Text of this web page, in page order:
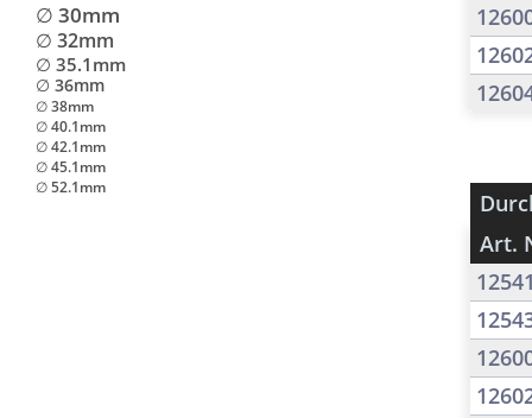
Art.
∅ 30mm
∅ 32mm
∅ 35.1mm
∅ 36mm
∅ 38mm
∅ 40.1mm
∅ 42.1mm
∅ 45.1mm
∅ 52.1mm